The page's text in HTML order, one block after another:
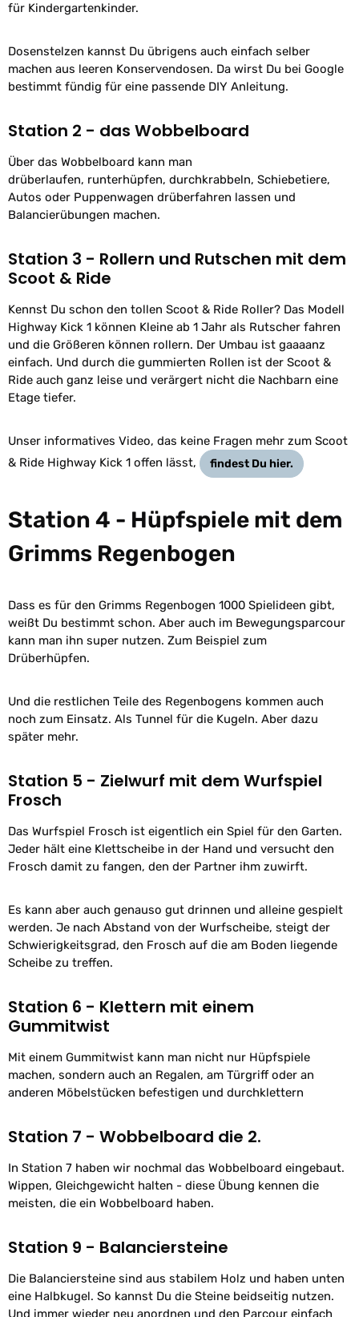
für Kindergartenkinder.
Dosenstelzen kannst Du übrigens auch einfach selber
machen aus leeren Konservendosen. Da wirst Du bei Google
bestimmt fündig für eine passende DIY Anleitung.
Station 2 - das Wobbelboard
Über das Wobbelboard kann man
drüberlaufen, runterhüpfen, durchkrabbeln, Schiebetiere,
Autos oder Puppenwagen drüberfahren lassen und
Balancierübungen machen.
Station 3 - Rollern und Rutschen mit dem
Scoot & Ride
Kennst Du schon den tollen Scoot & Ride Roller? Das Modell
Highway Kick 1 können Kleine ab 1 Jahr als Rutscher fahren
und die Größeren können rollern. Der Umbau ist gaaaanz
einfach. Und durch die gummierten Rollen ist der Scoot &
Ride auch ganz leise und verärgert nicht die Nachbarn eine
Etage tiefer.
Unser informatives Video, das keine Fragen mehr zum Scoot
& Ride Highway Kick 1 offen lässt,
findest Du hier.
Station 4 - Hüpfspiele mit dem
Grimms Regenbogen
Dass es für den Grimms Regenbogen 1000 Spielideen gibt,
weißt Du bestimmt schon. Aber auch im Bewegungsparcour
kann man ihn super nutzen. Zum Beispiel zum
Drüberhüpfen.
Und die restlichen Teile des Regenbogens kommen auch
noch zum Einsatz. Als Tunnel für die Kugeln. Aber dazu
später mehr.
Station 5 - Zielwurf mit dem Wurfspiel
Frosch
Das Wurfspiel Frosch ist eigentlich ein Spiel für den Garten.
Jeder hält eine Klettscheibe in der Hand und versucht den
Frosch damit zu fangen, den der Partner ihm zuwirft.
Es kann aber auch genauso gut drinnen und alleine gespielt
werden. Je nach Abstand von der Wurfscheibe, steigt der
Schwierigkeitsgrad, den Frosch auf die am Boden liegende
Scheibe zu treffen.
Station 6 - Klettern mit einem
Gummitwist
Mit einem Gummitwist kann man nicht nur Hüpfspiele
machen, sondern auch an Regalen, am Türgriff oder an
anderen Möbelstücken befestigen und durchklettern
Station 7 - Wobbelboard die 2.
In Station 7 haben wir nochmal das Wobbelboard eingebaut.
Wippen, Gleichgewicht halten - diese Übung kennen die
meisten, die ein Wobbelboard haben.
Station 9 - Balanciersteine
Die Balanciersteine sind aus stabilem Holz und haben unten
eine Halbkugel. So kannst Du die Steine beidseitig nutzen.
Und immer wieder neu anordnen und den Parcour einfach